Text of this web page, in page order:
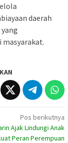
daerah
masyarakat.
Pos berikutnya
Ajak Lindungi Anak
Peran Perempuan